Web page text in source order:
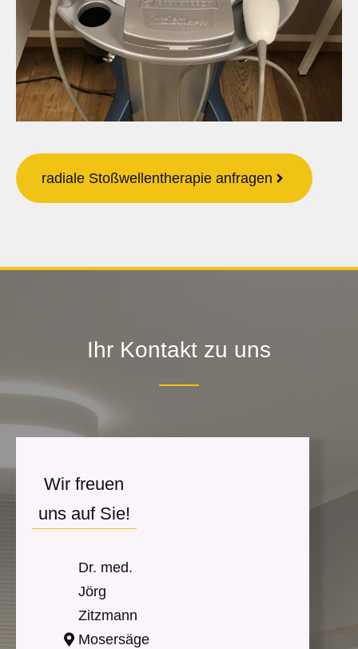
radiale Stoßwellentherapie anfragen
Ihr Kontakt zu uns
Wir freuen
uns auf Sie!
Dr. med.
Jörg
Zitzmann
Mosersäge